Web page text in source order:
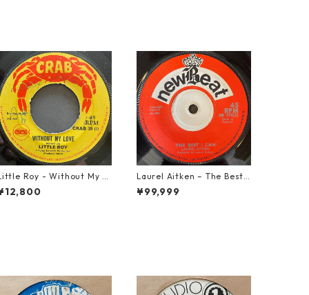
Roy - Without My L
【7-21990】
Laurel Aitken ‎– The Best I
Can【7-22012】
¥99,999